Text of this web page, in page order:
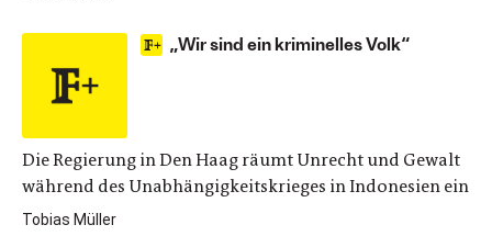
„Wir sind ein kriminelles Volk“
Die Regierung in Den Haag räumt Unrecht und Gewalt
während des Unabhängigkeitskrieges in Indonesien ein
Tobias Müller